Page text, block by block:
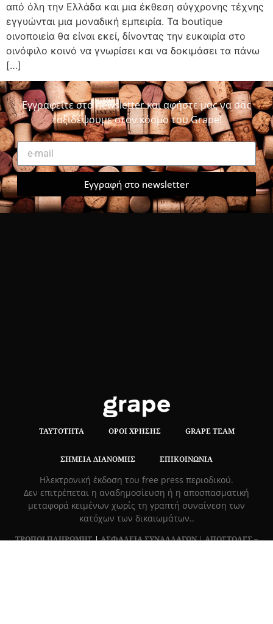
από όλη την Ελλάδα και μια έκθεση σύγχρονης τέχνης
εγγυώνται μια μοναδική εμπειρία. Τα boutique
οινοποιεία θα είναι εκεί, δίνοντας την ευκαιρία στο
οινόφιλο κοινό να γνωρίσει και να δοκιμάσει τα πάνω
[…]
Εγγραφείτε στο newsletter και αφήστε μας να σας
ταξιδέψουμε στον κόσμο του Grape!
Εγγραφή στο newsletter
ΤΑΥΤΌΤΗΤΑ ΌΡΟΙ ΧΡΉΣΗΣ GRAPE TEAM
ΣΗΜΕΊΑ ΔΙΑΝΟΜΉΣ ΕΠΙΚΟΙΝΩΝΊΑ
Hλεκτρονική έκδοση του free press περιοδικού.
Δεν επιτρέπεται η αναδημοσίευση ή η αποσπασματική
μεταφορά κειμένων χωρίς τη γραπτή συναίνεση των
κατόχων των δικαιωμάτων..
ΤΡΟΠΟΙ ΠΛΗΡΩΜΗΣ|ΑΣΦΑΛΕΙΑ ΣΥΝΑΛΛΑΓΩΝ |ΑΠΟΣΤΟΛΕΣ –